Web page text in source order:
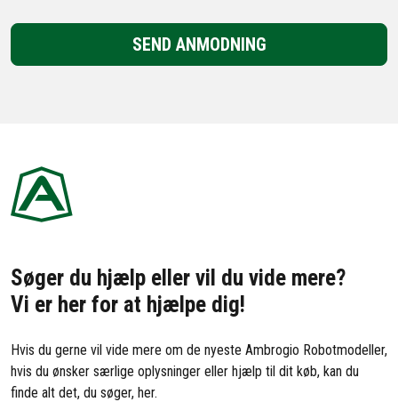
SEND ANMODNING
Søger du hjælp eller vil du vide mere?
Vi er her for at hjælpe dig!
Hvis du gerne vil vide mere om de nyeste Ambrogio Robotmodeller,
hvis du ønsker særlige oplysninger eller hjælp til dit køb, kan du
finde alt det, du søger, her.